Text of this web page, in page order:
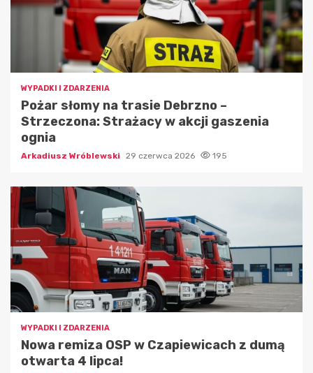
WYPADKI I ZDARZENIA
Pożar słomy na trasie Debrzno –
Strzeczona: Strażacy w akcji gaszenia
ognia
Arkadiusz Wróblewski 29 czerwca 2026 195
WYPADKI I ZDARZENIA
Nowa remiza OSP w Czapiewicach z dumą
otwarta 4 lipca!